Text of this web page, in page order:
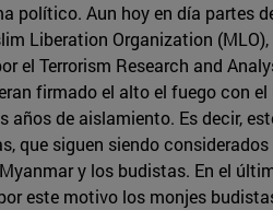
político. Aun hoy en día partes
Liberation Organization
el Terrorism Research and
firmado el alto el fuego con
de aislamiento. Es decir,
que siguen siendo
y los budistas. En el
este motivo los monjes